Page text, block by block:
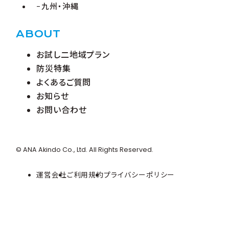
九州・沖縄
ABOUT
お試し二地域プラン
防災特集
よくあるご質問
お知らせ
お問い合わせ
© ANA Akindo Co., Ltd. All Rights Reserved.
運営会社ご利用規約プライバシーポリシー